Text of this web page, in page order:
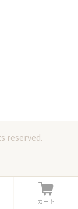
reserved.
カ
ー
カート